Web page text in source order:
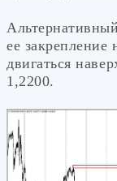
ее закрепление
двигаться
1,2200.